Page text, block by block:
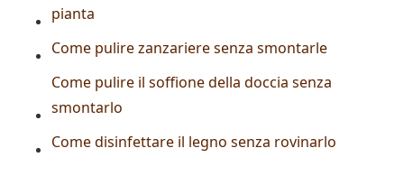
pianta
Come pulire zanzariere senza smontarle
Come pulire il soffione della doccia senza
smontarlo
Come disinfettare il legno senza rovinarlo